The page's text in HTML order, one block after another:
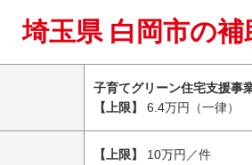
埼玉県 白岡市の補
子育てグリーン住宅支援事
【上限】
6.4万円（一律）
【上限】 10万円／件